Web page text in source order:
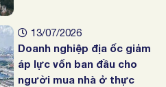
13/07/2026
Doanh nghiệp địa ốc giảm
áp lực vốn ban đầu cho
người mua nhà ở thực